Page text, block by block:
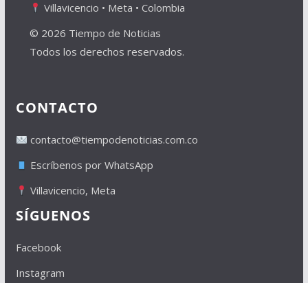
Villavicencio • Meta • Colombia
© 2026 Tiempo de Noticias
Todos los derechos reservados.
CONTACTO
contacto@tiempodenoticias.com.co
Escríbenos por WhatsApp
Villavicencio, Meta
SÍGUENOS
Facebook
Instagram